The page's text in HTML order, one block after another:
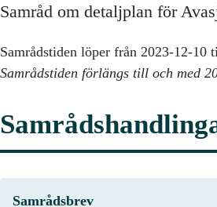
Samråd om detaljplan för
Samrådstiden löper från 2023-12-10
Samrådstiden förlängs till och med
Samrådsbrev